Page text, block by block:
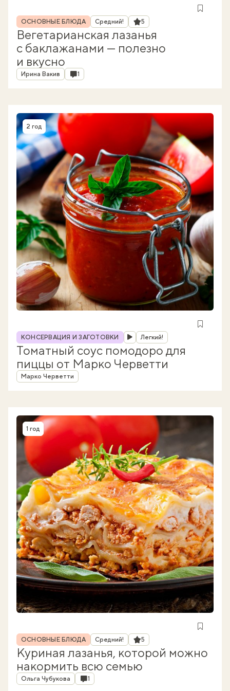
Рубрика
ОСНОВНЫЕ БЛЮДА Средний! Рейтинг
5
Вегетарианская лазанья
с баклажанами — полезно
и вкусно
Автор
Ирина Вакив Комментарии
1
Время приготовления
2 год
Рубрика
КОНСЕРВАЦИЯ И ЗАГОТОВКИ Легкий!
Томатный соус помодоро для
пиццы от Марко Черветти
Автор
Марко Черветти
Время приготовления
1 год
Рубрика
ОСНОВНЫЕ БЛЮДА Средний! Рейтинг
5
Куриная лазанья, которой можно
накормить всю семью
Автор
Ольга Чубукова Комментарии
1